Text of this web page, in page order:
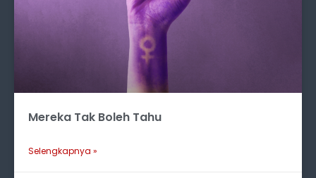
Mereka Tak Boleh Tahu
Selengkapnya »